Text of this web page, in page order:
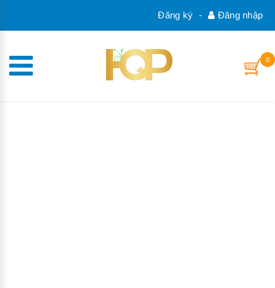
Đăng nhập
-
Đăng ký
0